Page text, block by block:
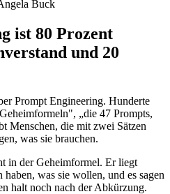
Buck
ist 80 Prozent
und 20
Prompt Engineering. Hunderte
„die 47 Prompts,
Menschen, die mit zwei Sätzen
was sie brauchen.
in der Geheimformel. Er liegt
haben, was sie wollen, und es sagen
halt noch nach der Abkürzung.